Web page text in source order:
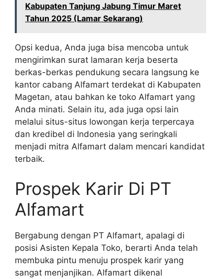
Kabupaten Tanjung Jabung Timur Maret
Tahun 2025 (Lamar Sekarang)
Opsi kedua, Anda juga bisa mencoba untuk
mengirimkan surat lamaran kerja beserta
berkas-berkas pendukung secara langsung ke
kantor cabang Alfamart terdekat di Kabupaten
Magetan, atau bahkan ke toko Alfamart yang
Anda minati. Selain itu, ada juga opsi lain
melalui situs-situs lowongan kerja terpercaya
dan kredibel di Indonesia yang seringkali
menjadi mitra Alfamart dalam mencari kandidat
terbaik.
Prospek Karir Di PT
Alfamart
Bergabung dengan PT Alfamart, apalagi di
posisi Asisten Kepala Toko, berarti Anda telah
membuka pintu menuju prospek karir yang
sangat menjanjikan. Alfamart dikenal